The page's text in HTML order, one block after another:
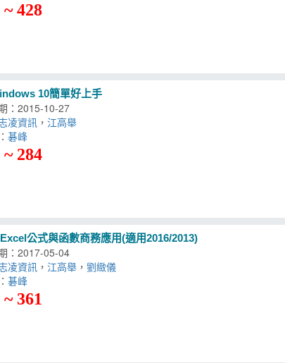
~ 428
10簡單好上手
：2015-10-27
凌資訊 ，江高舉
~ 284
公式與函數商務應用(適用2016/2013)
：2017-05-04
凌資訊 ，江高舉 ，劉緻儀
~ 361